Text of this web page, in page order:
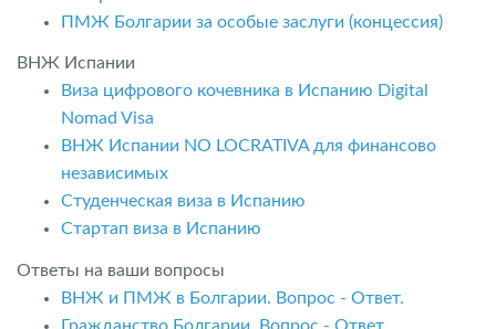
ПМЖ Болгарии за особые заслуги (концессия)
ВНЖ Испании
Виза цифрового кочевника в Испанию Digital
Nomad Visa
ВНЖ Испании NO LOCRATIVA для финансово
независимых
Студенческая виза в Испанию
Стартап виза в Испанию
Ответы на ваши вопросы
ВНЖ и ПМЖ в Болгарии. Вопрос - Ответ.
Гражданство Болгарии. Вопрос - Ответ.